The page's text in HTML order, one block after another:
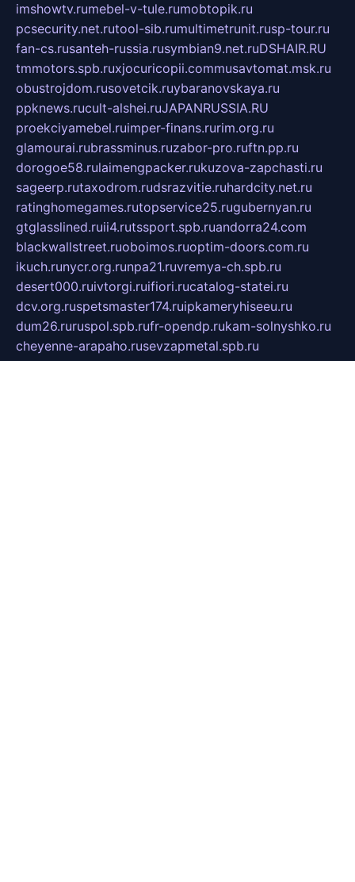
imshowtv.rumebel-v-tule.rumobtopik.ru
pcsecurity.net.rutool-sib.rumultimetrunit.rusp-tour.ru
fan-cs.rusanteh-russia.rusymbian9.net.ruDSHAIR.RU
tmmotors.spb.ruxjocuricopii.commusavtomat.msk.ru
obustrojdom.rusovetcik.ruybaranovskaya.ru
ppknews.rucult-alshei.ruJAPANRUSSIA.RU
proekciyamebel.ruimper-finans.rurim.org.ru
glamourai.rubrassminus.ruzabor-pro.ruftn.pp.ru
dorogoe58.rulaimengpacker.rukuzova-zapchasti.ru
sageerp.rutaxodrom.rudsrazvitie.ruhardcity.net.ru
ratinghomegames.rutopservice25.rugubernyan.ru
gtglasslined.ruii4.rutssport.spb.ruandorra24.com
blackwallstreet.ruoboimos.ruoptim-doors.com.ru
ikuch.runycr.org.runpa21.ruvremya-ch.spb.ru
desert000.ruivtorgi.ruifiori.rucatalog-statei.ru
dcv.org.ruspetsmaster174.ruipkameryhiseeu.ru
dum26.ruruspol.spb.rufr-opendp.rukam-solnyshko.ru
cheyenne-arapaho.rusevzapmetal.spb.ru
ted-lapidus.spb.ruparasite-eliminator.ru